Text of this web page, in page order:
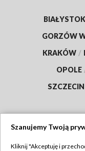
BIAŁYSTOK
GORZÓW
KRAKÓW /
OPOLE
SZCZECIN
Szanujemy Twoją
Kliknij "Akceptuję i